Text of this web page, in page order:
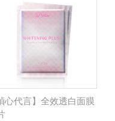
心代言】全效透白面膜